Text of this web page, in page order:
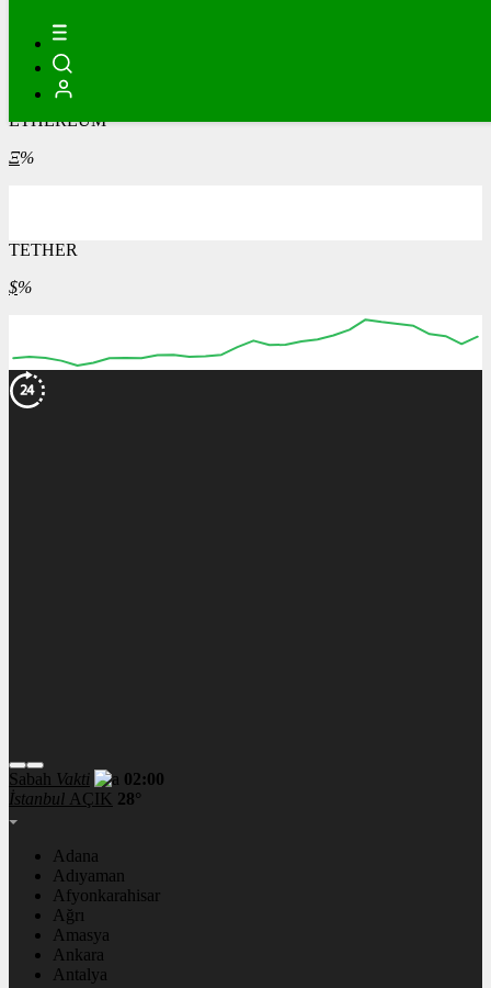
ETHEREUM
Ξ%
TETHER
$%
Sabah Vakti
02:00
İstanbul AÇIK 28°
Adana
Adıyaman
Afyonkarahisar
Ağrı
Amasya
Ankara
Antalya